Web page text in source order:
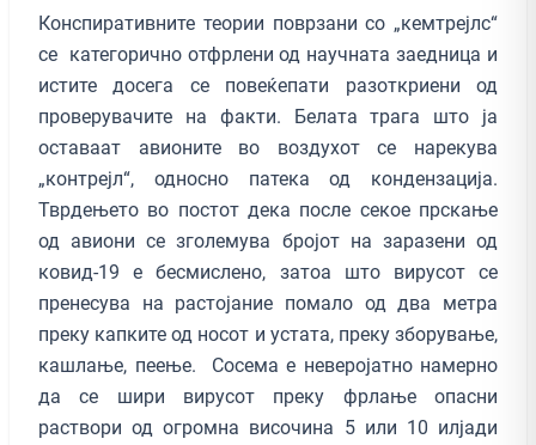
Конспиративните теории поврзани со „кемтрејлс“
се категорично отфрлени од научната заедница и
истите досега се повеќепати разоткриени од
проверувачите на факти. Белата трага што ја
оставаат авионите во воздухот се нарекува
„контрејл“, односно патека од кондензација.
Тврдењето во постот дека после секое прскање
од авиони се зголемува бројот на заразени од
ковид-19 е бесмислено, затоа што вирусот се
пренесува на растојание помало од два метра
преку капките од носот и устата, преку зборување,
кашлање, пеење. Сосема е неверојатно намерно
да се шири вирусот преку фрлање опасни
раствори од огромна височина 5 или 10 илјади